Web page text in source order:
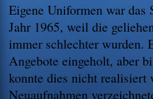
Eigene Uniformen war das
Jahr 1965, weil die
immer schlechter wurden.
Angebote eingeholt, aber
konnte dies nicht realisiert
Neuaufnahmen